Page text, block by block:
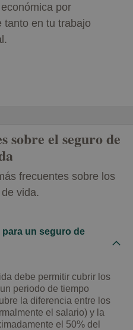
por
tanto en tu trabajo
sobre el seguro de
frecuentes sobre los
vida.
para un seguro de
debe permitir cubrir los
periodo de tiempo
la diferencia entre los
el salario) y la
el 50% del